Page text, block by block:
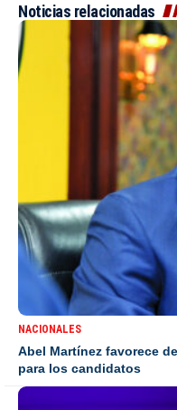
Noticias relacionadas
NACIONALES
Abel Martínez favorece
para los candidatos